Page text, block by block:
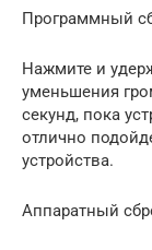
Программный
Нажмите и
уменьшения
секунд, пока
отлично
устройства.
Аппаратный